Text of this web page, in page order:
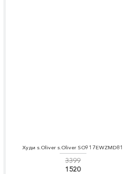
Худи s.Oliver s.Oliver SO917EWZMD81
3399
1520